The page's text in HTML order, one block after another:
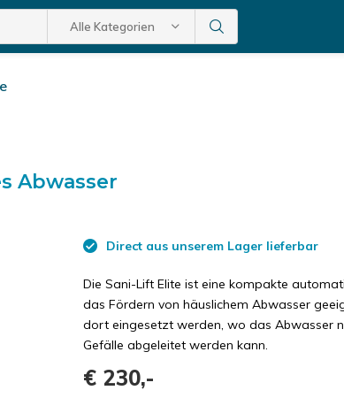
Alle Kategorien
Abwasser
Direct aus unserem Lager lieferbar
Die Sani-Lift Elite ist eine kompakte
das Fördern von häuslichem Abwasser
dort eingesetzt werden, wo das Abwasser
Gefälle abgeleitet werden kann.
€ 230,-